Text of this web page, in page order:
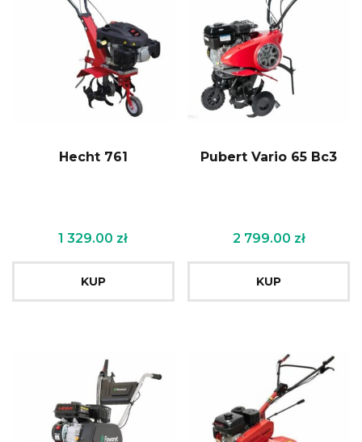
Hecht 761
1 329.00 zł
KUP
Pubert Vario 65 Bc3
2 799.00 zł
KUP